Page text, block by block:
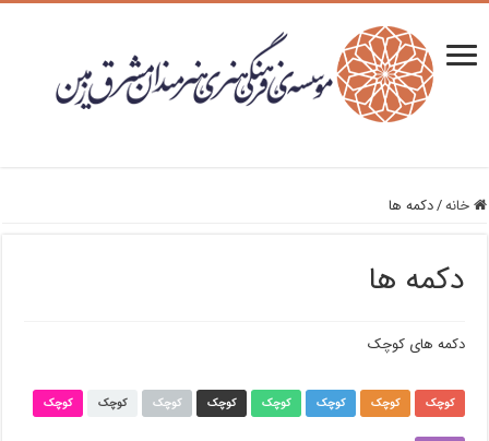
خانه/دکمه ها
دکمه ها
دکمه های کوچک
کوچک کوچک کوچک کوچک کوچک کوچک کوچک کوچک